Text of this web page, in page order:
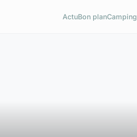
ActuBon planCamping